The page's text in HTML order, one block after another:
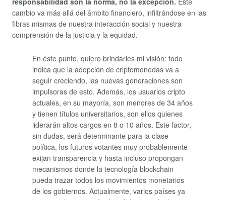
cambio va más allá del ámbito financiero, infiltrándose en las
fibras mismas de nuestra interacción social y nuestra
comprensión de la justicia y la equidad.
En éste punto, quiero brindarles mi visión: todo
indica que la adopción de criptomonedas va a
seguir creciendo, las nuevas generaciones son
impulsoras de esto. Además, los usuarios cripto
actuales, en su mayoría, son menores de 34 años
y tienen títulos universitarios, son ellos quienes
liderarán altos cargos en 8 o 10 años. Este factor,
sin dudas, será determinante para la clase
política, los futuros votantes muy probablemente
exijan transparencia y hasta incluso propongan
mecanismos donde la tecnología blockchain
pueda trazar todos los movimientos monetarios
de los gobiernos. Actualmente, varios países ya